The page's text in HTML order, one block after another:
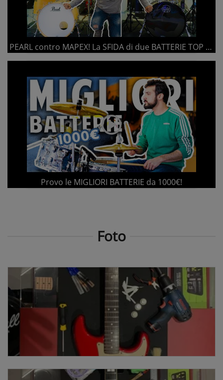
PEARL contro MAPEX! La SFIDA di due BATTERIE TOP in NEGOZIO! | Play! M
Provo le MIGLIORI BATTERIE da 1000€!
Foto